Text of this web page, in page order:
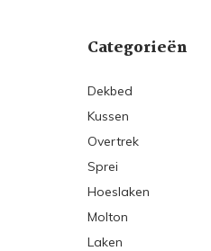
Categorieën
Dekbed
Kussen
Overtrek
Sprei
Hoeslaken
Molton
Laken